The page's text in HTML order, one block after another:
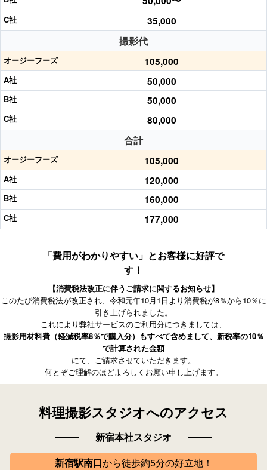
35,000
撮影代
105,000
50,000
50,000
80,000
合計
105,000
120,000
160,000
177,000
「費用がわかりやすい」とお客様に好評で
す！
【消費税法改正に伴うご請求に関するお知らせ】
このたび消費税法が改正され、令和元年10月1日より消費税が8％から10％に
引き上げられました。
これにより弊社サービスのご利用分につきましては、
撮影用材料費（軽減税率8％で購入分）もすべて含めまして、新税率の10％
で計算された金額
にて、ご請求させていただきます。
何とぞご理解のほどよろしくお願い申し上げます。
料理撮影スタジオへのアクセス
新宿本社スタジオ
新宿駅南口から徒歩約5分の好立地！